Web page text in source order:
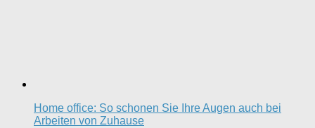
Home office: So schonen Sie Ihre Augen auch bei
Arbeiten von Zuhause